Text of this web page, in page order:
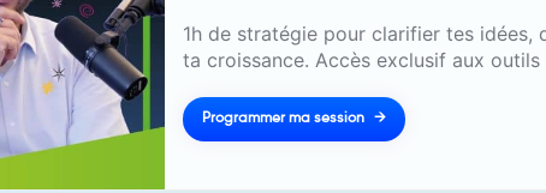
1h de stratégie pour clarifier tes
ta croissance. Accès exclusif aux
Programmer ma session